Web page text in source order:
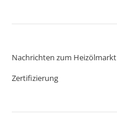
Nachrichten zum Heizölmarkt
Zertifizierung